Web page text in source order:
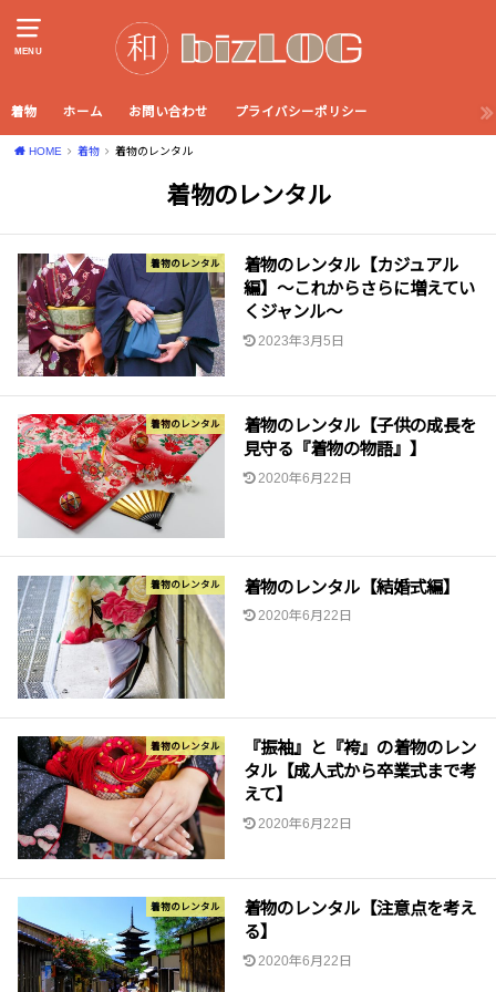
MENU
着物 ホーム お問い合わせ プライバシーポリシー
HOME 着物 着物のレンタル
着物のレンタル
着物のレンタル
着物のレンタル【カジュアル
編】～これからさらに増えてい
くジャンル～
2023年3月5日
着物のレンタル
着物のレンタル【子供の成長を
見守る『着物の物語』】
2020年6月22日
着物のレンタル 着物のレンタル【結婚式編】
2020年6月22日
着物のレンタル
『振袖』と『袴』の着物のレン
タル【成人式から卒業式まで考
えて】
2020年6月22日
着物のレンタル
着物のレンタル【注意点を考え
る】
2020年6月22日